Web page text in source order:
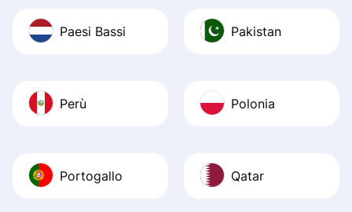
Paesi Bassi Pakistan
Perù Polonia
Portogallo Qatar